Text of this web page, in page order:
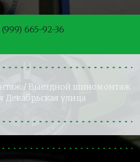
(999) 665-92-36
/ Выездной шиномонтаж
Декабрьская улица